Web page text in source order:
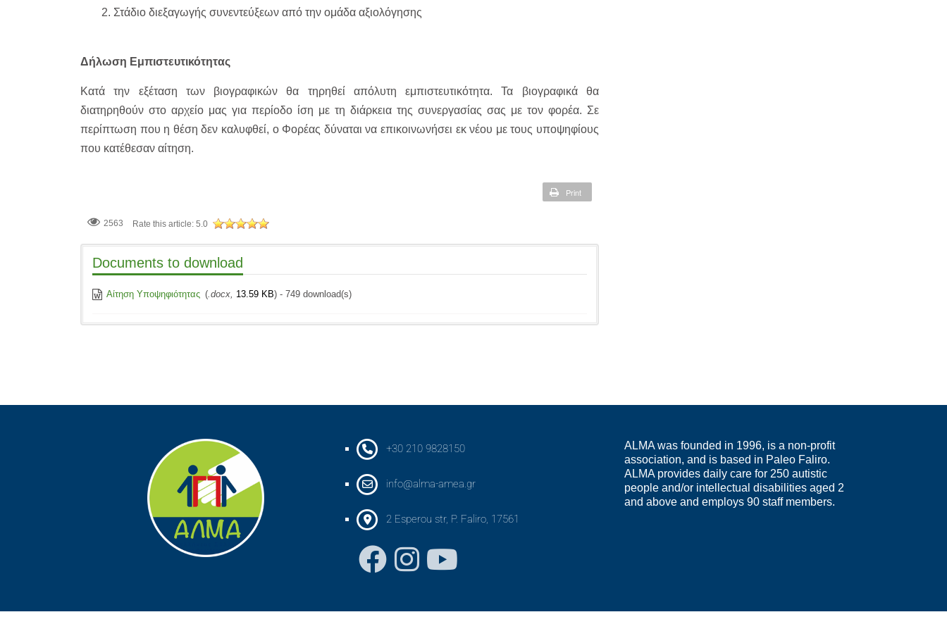
Στάδιο διεξαγωγής συνεντεύξεων από την ομάδα αξιολόγησης
Δήλωση Εμπιστευτικότητας
Κατά την εξέταση των βιογραφικών θα τηρηθεί απόλυτη εμπιστευτικότητα. Τα βιογραφικά θα
διατηρηθούν στο αρχείο μας για περίοδο ίση με τη διάρκεια της συνεργασίας σας με τον φορέα. Σε
περίπτωση που η θέση δεν καλυφθεί, ο Φορέας δύναται να επικοινωνήσει εκ νέου με τους υποψηφίους
που κατέθεσαν αίτηση.
Print
2563 Rate this article: 5.0
Documents to download
Αίτηση Υποψηφιότητας (.docx, 13.59 KB) - 749 download(s)
+30 210 9828150
info@alma-amea.gr
2 Esperou str, P. Faliro, 17561
ALMA was founded in 1996, is a non-profit
association, and is based in Paleo Faliro.
ALMA provides daily care for 250 autistic
people and/or intellectual disabilities aged 2
and above and employs 90 staff members.